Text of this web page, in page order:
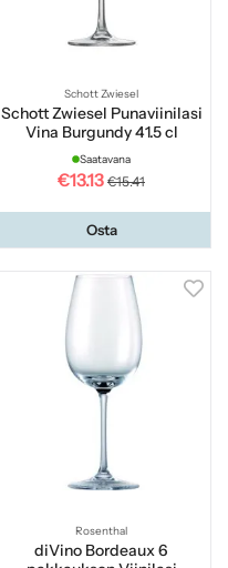
Schott Zwiesel
Schott Zwiesel Punaviinilasi
Vina Burgundy 41.5 cl
Saatavana
€13.13 €15.41
Osta
Rosenthal
diVino Bordeaux 6